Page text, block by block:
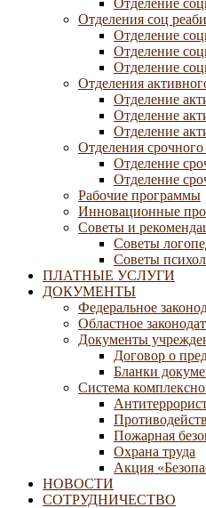
Отделение
Отделения соц
Отделение
Отделение
Отделение
Отделения
Отделение
Отделение
Отделение
Отделения
Отделение
Отделение
Рабочие программы
Инновационные
Советы и
Советы
Советы
ПЛАТНЫЕ УСЛУГИ
ДОКУМЕНТЫ
Федеральное
Областное
Документы
Договор о
Бланки
Система
Пожарная
Охрана труда
Акция
НОВОСТИ
СОТРУДНИЧЕСТВО